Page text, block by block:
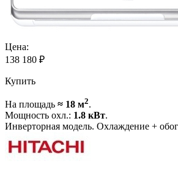
Цена:
138 180 ₽
Купить
На площадь ≈ 18 м2.
Мощность охл.: 1.8 кВт.
Инверторная модель. Охлаждение +